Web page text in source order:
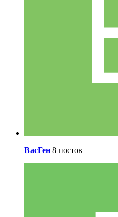
ВасГен 8 постов